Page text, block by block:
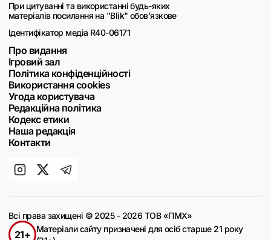
При цитуванні та використанні будь-яких
матеріалів посилання на "Blik" обов'язкове
Ідентифікатор медіа R40-06171
Про видання
Ігровий зал
Політика конфіденційності
Використання cookies
Угода користувача
Редакційна політика
Кодекс етики
Наша редакція
Контакти
Всі права захищені © 2025 - 2026 ТОВ «ПМХ»
21+
Матеріали сайту призначені для осіб старше 21 року